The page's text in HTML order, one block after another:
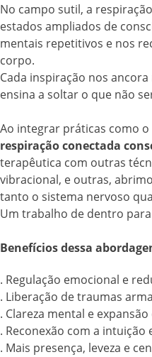
No campo sutil, a
estados ampliados de
mentais repetitivos e nos
corpo.
Cada inspiração nos
ensina a soltar o que não
Ao integrar práticas como o
respiração conectada
terapêutica com outras
vibracional, e outras,
tanto o sistema nervoso
Um trabalho de dentro
Benefícios dessa
. Regulação emocional e
. Liberação de traumas
. Clareza mental e
. Reconexão com a intuição
. Mais presença, leveza e